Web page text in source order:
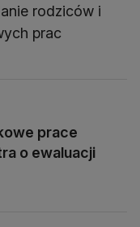
rodziców i
prac
prace
o ewaluacji